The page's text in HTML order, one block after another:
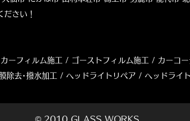
さい！
ーフィルム施工 / ゴーストフィルム施工 / カーコ
除去･撥水加工 / ヘッドライトリペア / ヘッドライ